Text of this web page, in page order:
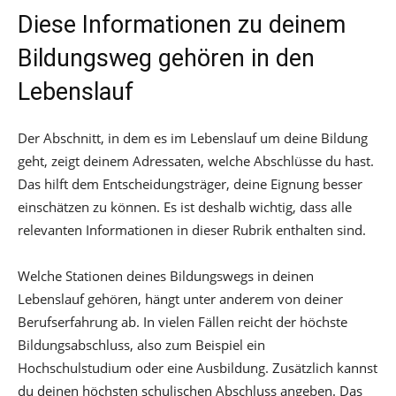
Diese Informationen zu deinem
Bildungsweg gehören in den
Lebenslauf
Der Abschnitt, in dem es im Lebenslauf um deine Bildung
geht, zeigt deinem Adressaten, welche Abschlüsse du hast.
Das hilft dem Entscheidungsträger, deine Eignung besser
einschätzen zu können. Es ist deshalb wichtig, dass alle
relevanten Informationen in dieser Rubrik enthalten sind.
Welche Stationen deines Bildungswegs in deinen
Lebenslauf gehören, hängt unter anderem von deiner
Berufserfahrung ab. In vielen Fällen reicht der höchste
Bildungsabschluss, also zum Beispiel ein
Hochschulstudium oder eine Ausbildung. Zusätzlich kannst
du deinen höchsten schulischen Abschluss angeben. Das